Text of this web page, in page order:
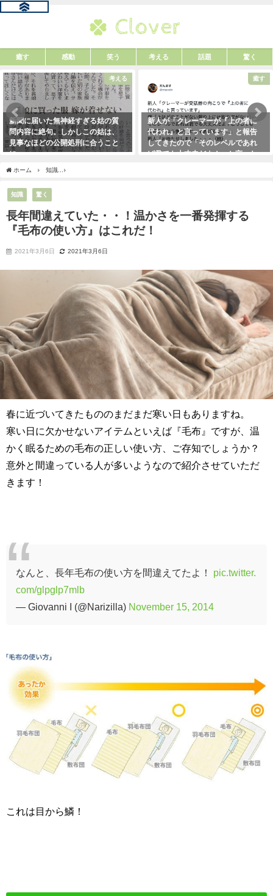
癒す 感動 笑う 考える 話題 驚く
考える
新聞に届いた無神経すぎる姑の質
問内容に絶句。しかしこの姑は、
見事なほどの公開処刑に合うこと
に・・・
2021年3月13日
癒す
新人が「クレーマーが『上の者に
代われ』と言っています」と報告
してきたので「そのレベルであれ
ば君でも大丈夫だよ！」と言った
ホーム 知識
知識 驚く
長年間違えていた・・！温かさを一番発揮する
『毛布の使い方』はこれだ！
2021年3月6日 2021年3月6日
春に近づいてきたもののまだまだ寒い日もありますね。
寒い日に欠かせないアイテムといえば『毛布』ですが、温
かく眠るための毛布の正しい使い方、ご存知でしょうか？
意外と間違っている人が多いようなので紹介させていただ
きます！
なんと、長年毛布の使い方を間違えてたよ！ pic.twitter.
com/glpglp7mlb
— Giovanni I (@Narizilla) November 15, 2014
これは目から鱗！